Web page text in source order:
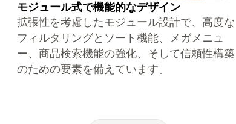
モジュール式で機能的なデザイン
拡張性を考慮したモジュール設計で、高度な
フィルタリングとソート機能、メガメニュ
ー、商品検索機能の強化、そして信頼性構築
のための要素を備えています。